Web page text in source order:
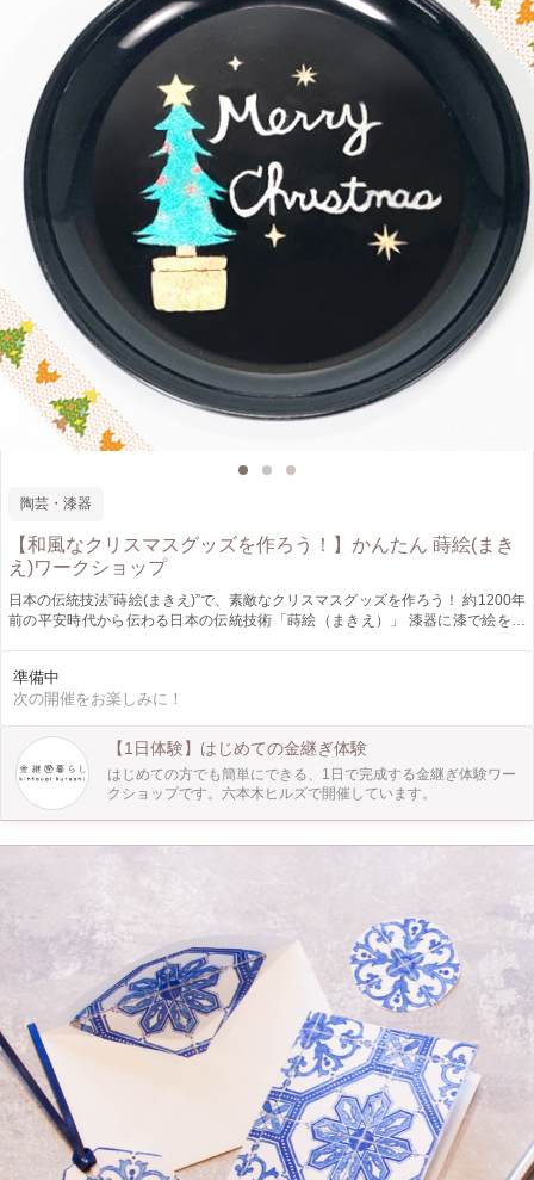
陶芸・漆器
【和風なクリスマスグッズを作ろう！】かんたん 蒔絵(まき
え)ワークショップ
日本の伝統技法”蒔絵(まきえ)”で、素敵なクリスマスグッズを作ろう！ 約1200年
前の平安時代から伝わる日本の伝統技術「蒔絵（まきえ）」 漆器に漆で絵を書
タさんに雪だるま。 あなただけのオリジナルのお皿を作りながら、 はじめての
蒔絵を楽しみましょう。 蒔絵は今でも、お重や、お箸、お土産屋など、 日常の
り、好きな配色を考えてみたり、、、 漆や先人たちの技術を体験しながら、 色
彩豊かな作品を生み出せます。 お一人様はもちろん、 お友達や親子でのご参加
も大歓迎です。 （当日はクリスマス以外のイラストを体験することもできま
す。）
準備中
次の開催をお楽しみに！
【1日体験】はじめての金継ぎ体験
はじめての方でも簡単にできる、1日で完成する金継ぎ体験ワー
クショップです。六本木ヒルズで開催しています。